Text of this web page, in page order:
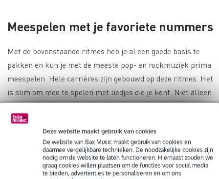
Deze website maakt gebruik van cookies
De website van Bax Music maakt gebruik van cookies en
daarmee vergelijkbare technieken. De noodzakelijke cookies zijn
nodig om de website te laten functioneren. Hiernaast zouden we
graag cookies willen plaatsen om de functies voor social media
te bieden, advertenties te personaliseren en om ons
Meespelen met je favoriete nummers
Met de bovenstaande ritmes heb je al een goede basis te
pakken en kun je met de meeste pop- en rockmuziek prima
meespelen. Hele carrières zijn gebouwd op deze ritmes. Het
is slim om mee te spelen met liedjes die je kent. Niet alleen
is dat veel leuker, je leert er ook beter door in tempo te
spelen.
cajon-pedaalspelen. Op die manier heb je je handen vrij om
nóg gevarieerdere ritmes te spelen!